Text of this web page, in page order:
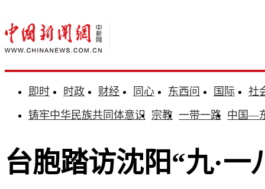
即时 时政 财经 同心 东西问 国际
社
铸牢中华民族共同体意识 宗教 一带一路 中国—
台胞踏访沈阳“九·一